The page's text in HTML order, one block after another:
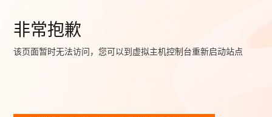
非常抱歉
该页面暂时无法访问，您可以到虚拟主机控制台重新启动站点